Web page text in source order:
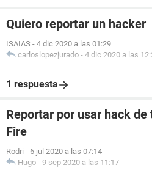
Quiero reportar un hacker
ISAIAS - 4 dic 2020 a las 01:29
carloslopezjurado - 4 dic 2020 a las
1 respuesta
Reportar por usar hack
Fire
Rodri - 6 jul 2020 a las 07:14
Hugo - 9 sep 2020 a las 11:17